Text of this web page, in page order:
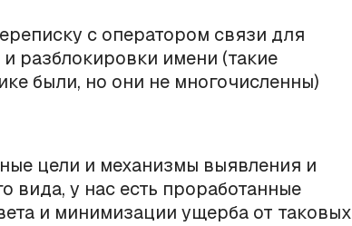
с оператором связи для
разблокировки имени (такие
были, но они не многочисленны)
цели и механизмы выявления и
вида, у нас есть проработанные
и минимизации ущерба от таковых